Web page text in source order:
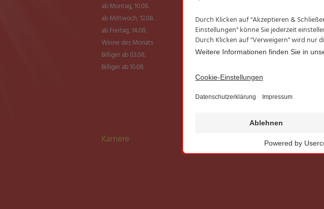
ab Montag, 10.08.
ab Mittwoch, 12.08.
ab Freitag, 14.08.
Weine des Monats
Billiger ab 03.08.
Billiger ab 10.08.
BIO SONNE
Karriere